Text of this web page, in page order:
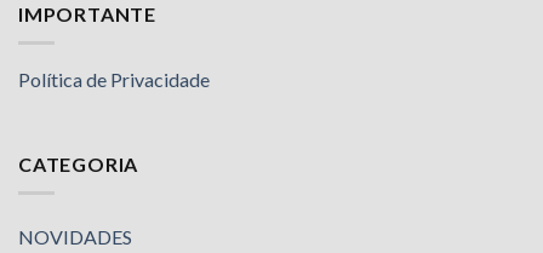
IMPORTANTE
Política de Privacidade
CATEGORIA
NOVIDADES